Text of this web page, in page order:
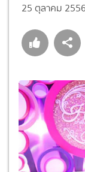
25 ตุลาคม